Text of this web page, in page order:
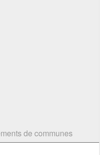
de communes